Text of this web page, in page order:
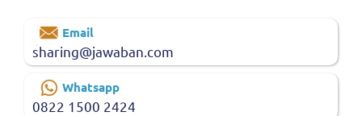
Email
sharing@jawaban.com
Whatsapp
0822 1500 2424